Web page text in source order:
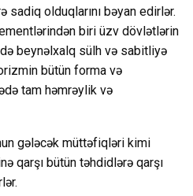
sadiq olduqlarını bəyan edirlər.
biri üzv dövlətlərin
beynəlxalq sülh və sabitliyə
bütün forma və
tam həmrəylik və
gələcək müttəfiqləri kimi
qarşı bütün təhdidlərə qarşı